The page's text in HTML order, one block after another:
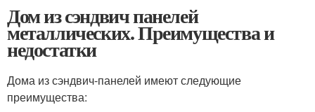
Дом из сэндвич панелей
металлических. Преимущества и
недостатки
Дома из сэндвич-панелей имеют следующие
преимущества: